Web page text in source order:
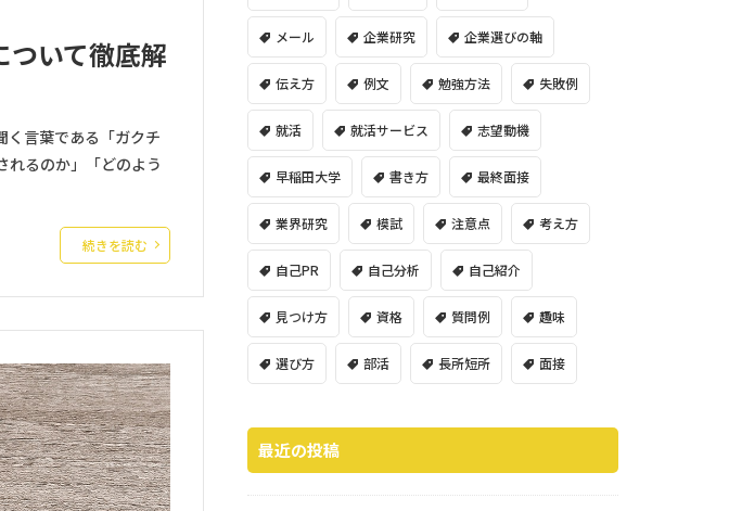
ついて徹底解
く言葉である「ガクチ
れるのか」「どのよう
続きを読む
メール 企業研究 企業選びの軸
伝え方 例文 勉強方法 失敗例
就活 就活サービス 志望動機
早稲田大学 書き方 最終面接
業界研究 模試 注意点 考え方
自己PR 自己分析 自己紹介
見つけ方 資格 質問例 趣味
選び方 部活 長所短所 面接
最近の投稿